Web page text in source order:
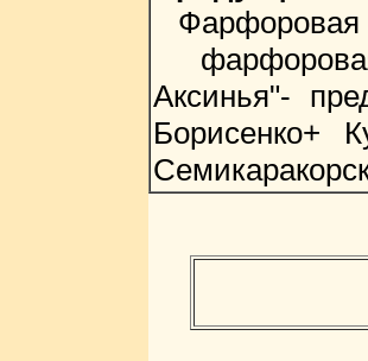
Фарфоровая
фарфоровая
Аксинья"-
Борисенко+